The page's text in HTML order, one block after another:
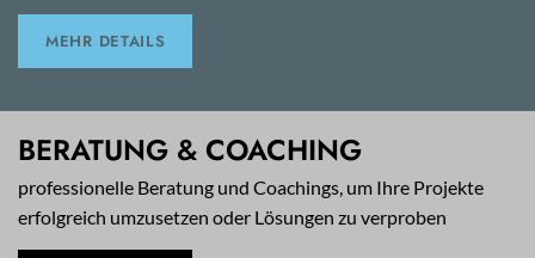
MEHR DETAILS
BERATUNG & COACHING
professionelle Beratung und Coachings, um Ihre Projekte
erfolgreich umzusetzen oder Lösungen zu verproben